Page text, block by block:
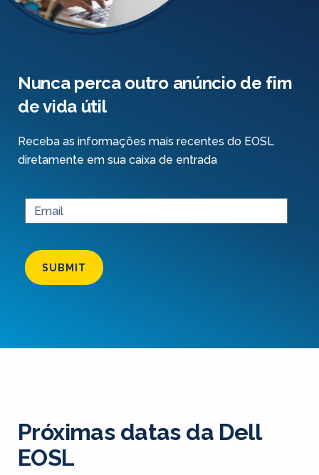
Nunca perca outro anúncio de fim
de vida útil
Receba as informações mais recentes do EOSL
diretamente em sua caixa de entrada
SUBMIT
Próximas datas da Dell
EOSL